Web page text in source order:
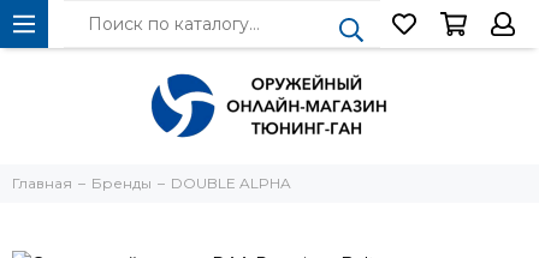
Главная Бренды DOUBLE ALPHA